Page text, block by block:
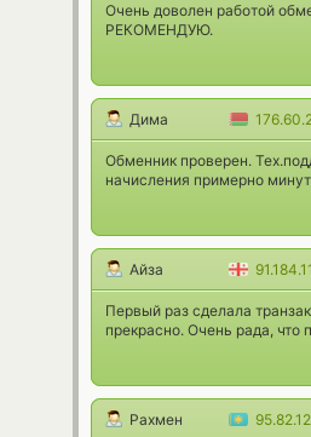
Очень доволен работой
РЕКОМЕНДУЮ.
Дима
Обменник проверен.
начисления примерно
Айза
Первый раз сделала
прекрасно. Очень рада, что
Рахмен